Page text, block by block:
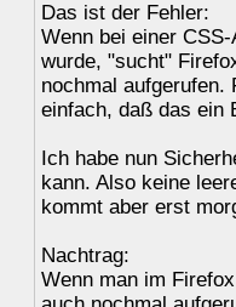
Das ist der Fehler:
Wenn bei einer
wurde, "sucht"
nochmal
einfach, daß das ein
Ich habe nun
kann. Also keine
kommt aber erst
Nachtrag:
Wenn man im